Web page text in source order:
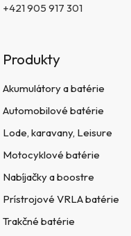
+421 905 917 301
Produkty
Akumulátory a batérie
Automobilové batérie
Lode, karavany, Leisure
Motocyklové batérie
Nabíjačky a boostre
Prístrojové VRLA batérie
Trakčné batérie